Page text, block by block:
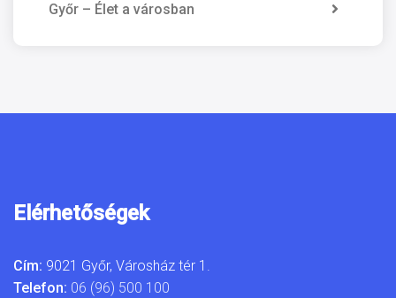
Győr – Élet a városban
Elérhetőségek
Cím: 9021 Győr, Városház tér 1.
Telefon: 06 (96) 500 100